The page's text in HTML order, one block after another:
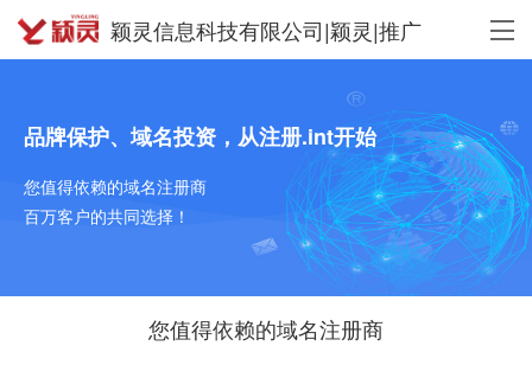
颖灵信息科技有限公司|颖灵|推广
品牌保护、域名投资，从注册.int开始
您值得依赖的域名注册商
百万客户的共同选择！
您值得依赖的域名注册商